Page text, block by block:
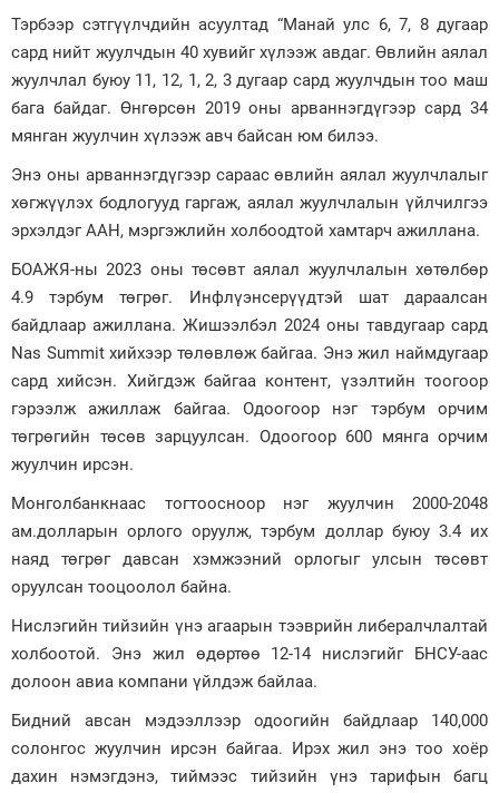
Тэрбээр сэтгүүлчдийн асуултад “Манай улс 6, 7, 8 дугаар
сард нийт жуулчдын 40 хувийг хүлээж авдаг. Өвлийн аялал
жуулчлал буюу 11, 12, 1, 2, 3 дугаар сард жуулчдын тоо маш
бага байдаг. Өнгөрсөн 2019 оны арваннэгдүгээр сард 34
мянган жуулчин хүлээж авч байсан юм билээ.
Энэ оны арваннэгдүгээр сараас өвлийн аялал жуулчлалыг
хөгжүүлэх бодлогууд гаргаж, аялал жуулчлалын үйлчилгээ
эрхэлдэг ААН, мэргэжлийн холбоодтой хамтарч ажиллана.
БОАЖЯ-ны 2023 оны төсөвт аялал жуулчлалын хөтөлбөр
4.9 тэрбум төгрөг. Инфлүэнсерүүдтэй шат дараалсан
байдлаар ажиллана. Жишээлбэл 2024 оны тавдугаар сард
Nas Summit хийхээр төлөвлөж байгаа. Энэ жил наймдугаар
сард хийсэн. Хийгдэж байгаа контент, үзэлтийн тоогоор
гэрээлж ажиллаж байгаа. Одоогоор нэг тэрбум орчим
төгрөгийн төсөв зарцуулсан. Одоо­гоор 600 мянга орчим
жуулчин ирсэн.
Монголбанкнаас тогтоосноор нэг жуулчин 2000-2048
ам.долларын орлого оруулж, тэрбум доллар буюу 3.4 их
наяд төгрөг давсан хэмжээний орлогыг улсын төсөвт
оруулсан тооцоолол байна.
Нислэгийн тийзийн үнэ агаарын тээврийн либералчлалтай
холбоотой. Энэ жил өдөртөө 12-14 нислэгийг БНСУ-аас
долоон авиа компани үйлдэж байлаа.
Бидний авсан мэдээллээр одоогийн байдлаар 140,000
солонгос жуулчин ирсэн байгаа. Ирэх жил энэ тоо хоёр
дахин нэмэгдэнэ, тиймээс тийзийн үнэ тарифын багц